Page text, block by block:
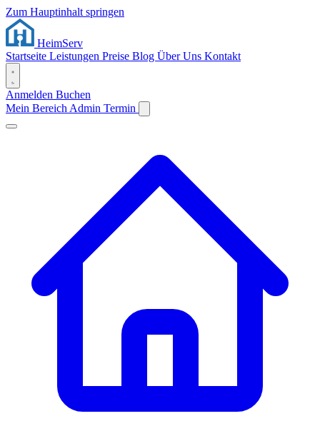
Zum Hauptinhalt springen
HeimServ
Startseite Leistungen Preise Blog Über Uns Kontakt
Anmelden Buchen
Mein Bereich Admin Termin